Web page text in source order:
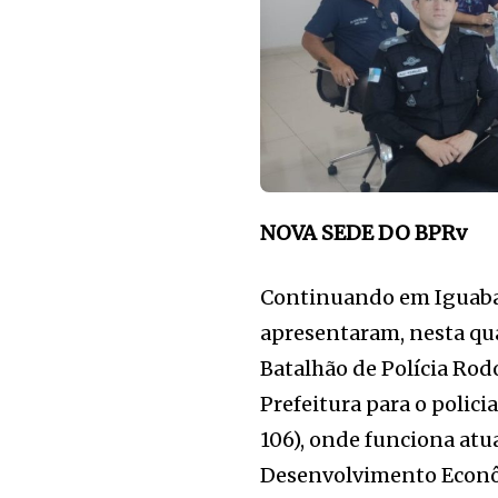
NOVA SEDE DO BPRv
Continuando em
apresentaram, nesta
Batalhão de Polícia
Prefeitura para o
106), onde funciona
Desenvolvimento